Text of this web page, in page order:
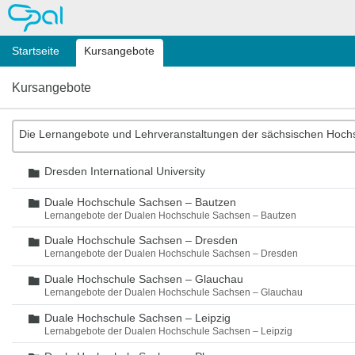
OPAL
Startseite Kursangebote
Kursangebote
Die Lernangebote und Lehrveranstaltungen der sächsischen
Ordner
Dresden International University
Ordner
Duale Hochschule Sachsen – Bautzen
Lernangebote der Dualen Hochschule Sachsen – Bautzen
Ordner
Duale Hochschule Sachsen – Dresden
Lernangebote der Dualen Hochschule Sachsen – Dresden
Ordner
Duale Hochschule Sachsen – Glauchau
Lernangebote der Dualen Hochschule Sachsen – Glauchau
Ordner
Duale Hochschule Sachsen – Leipzig
Lernabgebote der Dualen Hochschule Sachsen – Leipzig